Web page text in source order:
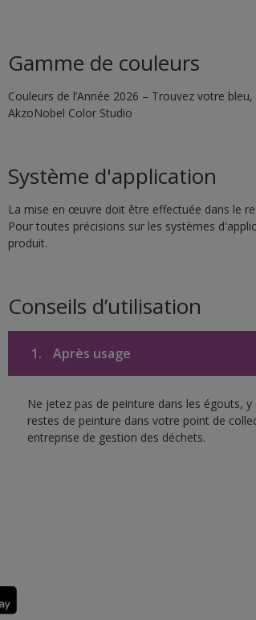
Gamme de couleurs
Couleurs de l’Année 2026 – Trouvez votre
AkzoNobel Color Studio
Système d'application
La mise en œuvre doit être effectuée dans le
Pour toutes précisions sur les systèmes
produit.
Conseils d’utilisation
1. Après usage
Ne jetez pas de peinture dans les égouts,
restes de peinture dans votre point de
entreprise de gestion des déchets.